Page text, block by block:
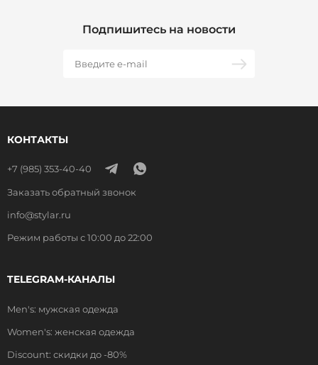
Подпишитесь на новости
КОНТАКТЫ
+7 (985) 353-40-40
Заказать обратный звонок
info@stylar.ru
Режим работы с 10:00 до 22:00
TELEGRAM-КАНАЛЫ
Men's: мужская одежда
Women's: женская одежда
Discount: скидки до -80%